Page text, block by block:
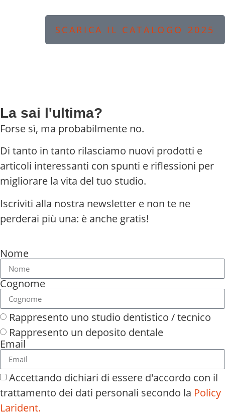
SCARICA IL CATALOGO 2025
La sai l'ultima?
Forse sì, ma probabilmente no.
Di tanto in tanto rilasciamo nuovi prodotti e
articoli interessanti con spunti e riflessioni per
migliorare la vita del tuo studio.
Iscriviti alla nostra newsletter e non te ne
perderai più una: è anche gratis!
Nome
Cognome
Rappresento uno studio dentistico / tecnico
Rappresento un deposito dentale
Email
Accettando dichiari di essere d'accordo con il
trattamento dei dati personali secondo la Policy
Larident.